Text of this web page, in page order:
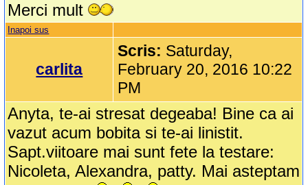
Merci mult
Inapoi sus
carlita
Scris: Saturday,
February 20, 2016 10:22
PM
Anyta, te-ai stresat degeaba! Bine ca ai
vazut acum bobita si te-ai linistit.
Sapt.viitoare mai sunt fete la testare:
Nicoleta, Alexandra, patty. Mai asteptam